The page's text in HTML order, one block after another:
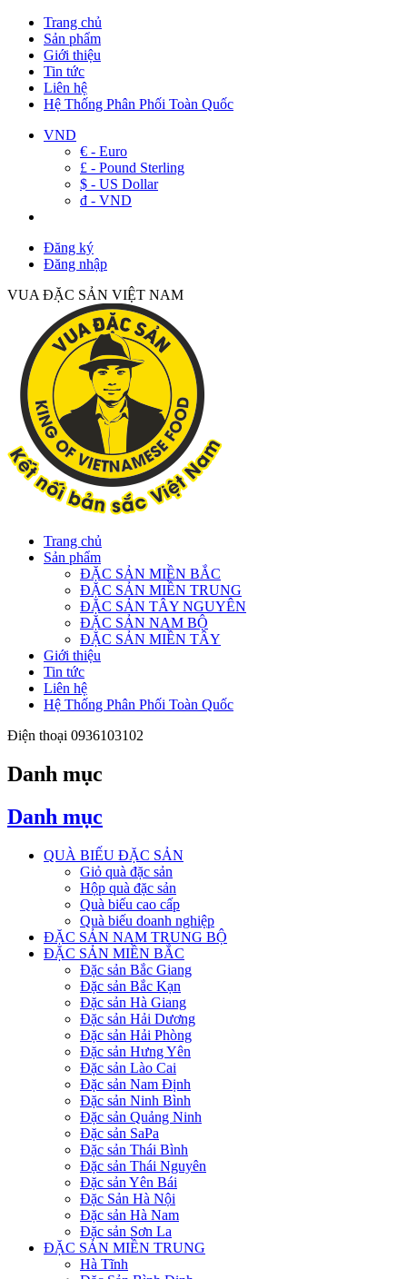
Trang chủ
Sản phẩm
Giới thiệu
Tin tức
Liên hệ
Hệ Thống Phân Phối Toàn Quốc
VND
€ - Euro
£ - Pound Sterling
$ - US Dollar
đ - VND
Đăng ký
Đăng nhập
VUA ĐẶC SẢN VIỆT NAM
Trang chủ
Sản phẩm
ĐẶC SẢN MIỀN BẮC
ĐẶC SẢN MIỀN TRUNG
ĐẶC SẢN TÂY NGUYÊN
ĐẶC SẢN NAM BỘ
ĐẶC SẢN MIỀN TÂY
Giới thiệu
Tin tức
Liên hệ
Hệ Thống Phân Phối Toàn Quốc
Điện thoại 0936103102
Danh mục
Danh mục
QUÀ BIẾU ĐẶC SẢN
Giỏ quà đặc sản
Hộp quà đặc sản
Quà biếu cao cấp
Quà biếu doanh nghiệp
ĐẶC SẢN NAM TRUNG BỘ
ĐẶC SẢN MIỀN BẮC
Đặc sản Bắc Giang
Đặc sản Bắc Kạn
Đặc sản Hà Giang
Đặc sản Hải Dương
Đặc sản Hải Phòng
Đặc sản Hưng Yên
Đặc sản Lào Cai
Đặc sản Nam Định
Đặc sản Ninh Bình
Đặc sản Quảng Ninh
Đặc sản SaPa
Đặc sản Thái Bình
Đặc sản Thái Nguyên
Đặc sản Yên Bái
Đặc Sản Hà Nội
Đặc sản Hà Nam
Đặc sản Sơn La
ĐẶC SẢN MIỀN TRUNG
Hà Tĩnh